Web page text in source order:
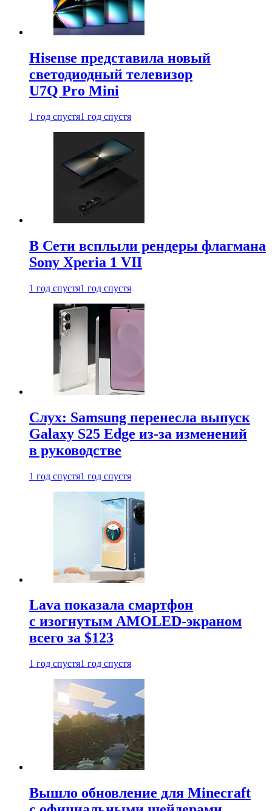
Hisense представила новый
светодиодный телевизор
U7Q Pro Mini
1 год спустя1 год спустя
В Сети всплыли рендеры флагмана
Sony Xperia 1 VII
1 год спустя1 год спустя
Слух: Samsung перенесла выпуск
Galaxy S25 Edge из-за изменений
в руководстве
1 год спустя1 год спустя
Lava показала смартфон
с изогнутым AMOLED-экраном
всего за $123
1 год спустя1 год спустя
Вышло обновление для Minecraft